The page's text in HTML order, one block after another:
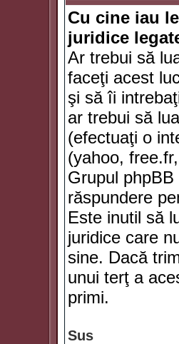
Cu cine iau
juridice
Ar trebui să
faceţi acest
şi să îi
ar trebui să
(efectuaţi o
(yahoo,
Grupul
răspundere
Este inutil să
juridice care
sine. Dacă
unui terţ a
primi.
Sus